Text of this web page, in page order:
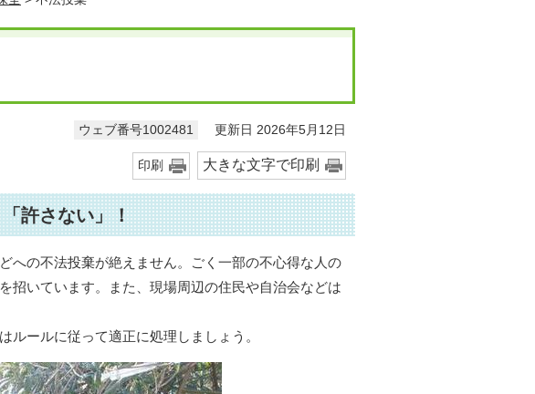
ウェブ番号1002481 更新日 2026年5月12日
印刷 大きな文字で印刷
許さない」！
への不法投棄が絶えません。ごく一部の不心得な人の
招いています。また、現場周辺の住民や自治会などは
ルールに従って適正に処理しましょう。